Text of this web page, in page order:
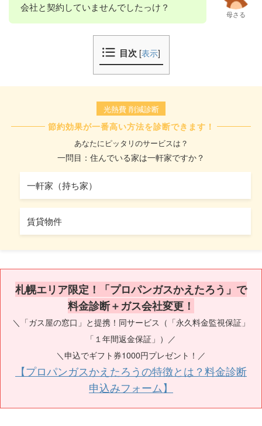
会社と契約していませんでしたっけ？
母さる
目次 [表示]
光熱費 削減診断
節約効果が一番高い方法を診断できます！
あなたにピッタリのサービスは？
一問目：住んでいる家は一軒家ですか？
一軒家（持ち家）
賃貸物件
札幌エリア限定！「プロパンガスかえたろう」で
料金診断＋ガス会社変更！
＼「ガス屋の窓口」と提携！同サービス（「永久料金監視保証」
「１年間返金保証」）／
＼申込でギフト券1000円プレゼント！／
【プロパンガスかえたろうの特徴とは？料金診断
申込みフォーム】